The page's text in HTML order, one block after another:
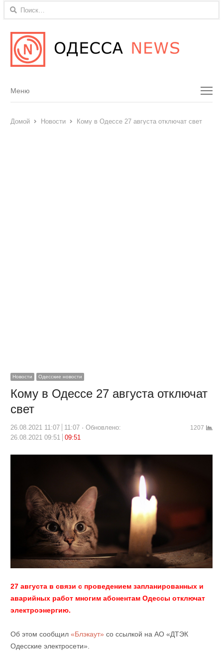
Найти:
Menu
Меню
Домой Новости Кому в Одессе 27 августа отключат свет
Новости Одесские новости
Кому в Одессе 27 августа отключат
свет
26.08.2021 11:07 11:07
Обновлено:
26.08.2021 09:51
09:51
1207
27 августа в связи с проведением запланированных и
аварийных работ многим абонентам Одессы отключат
электроэнергию.
Об этом сообщил «Блэкаут»со ссылкой на АО «ДТЭК
Одесские электросети».